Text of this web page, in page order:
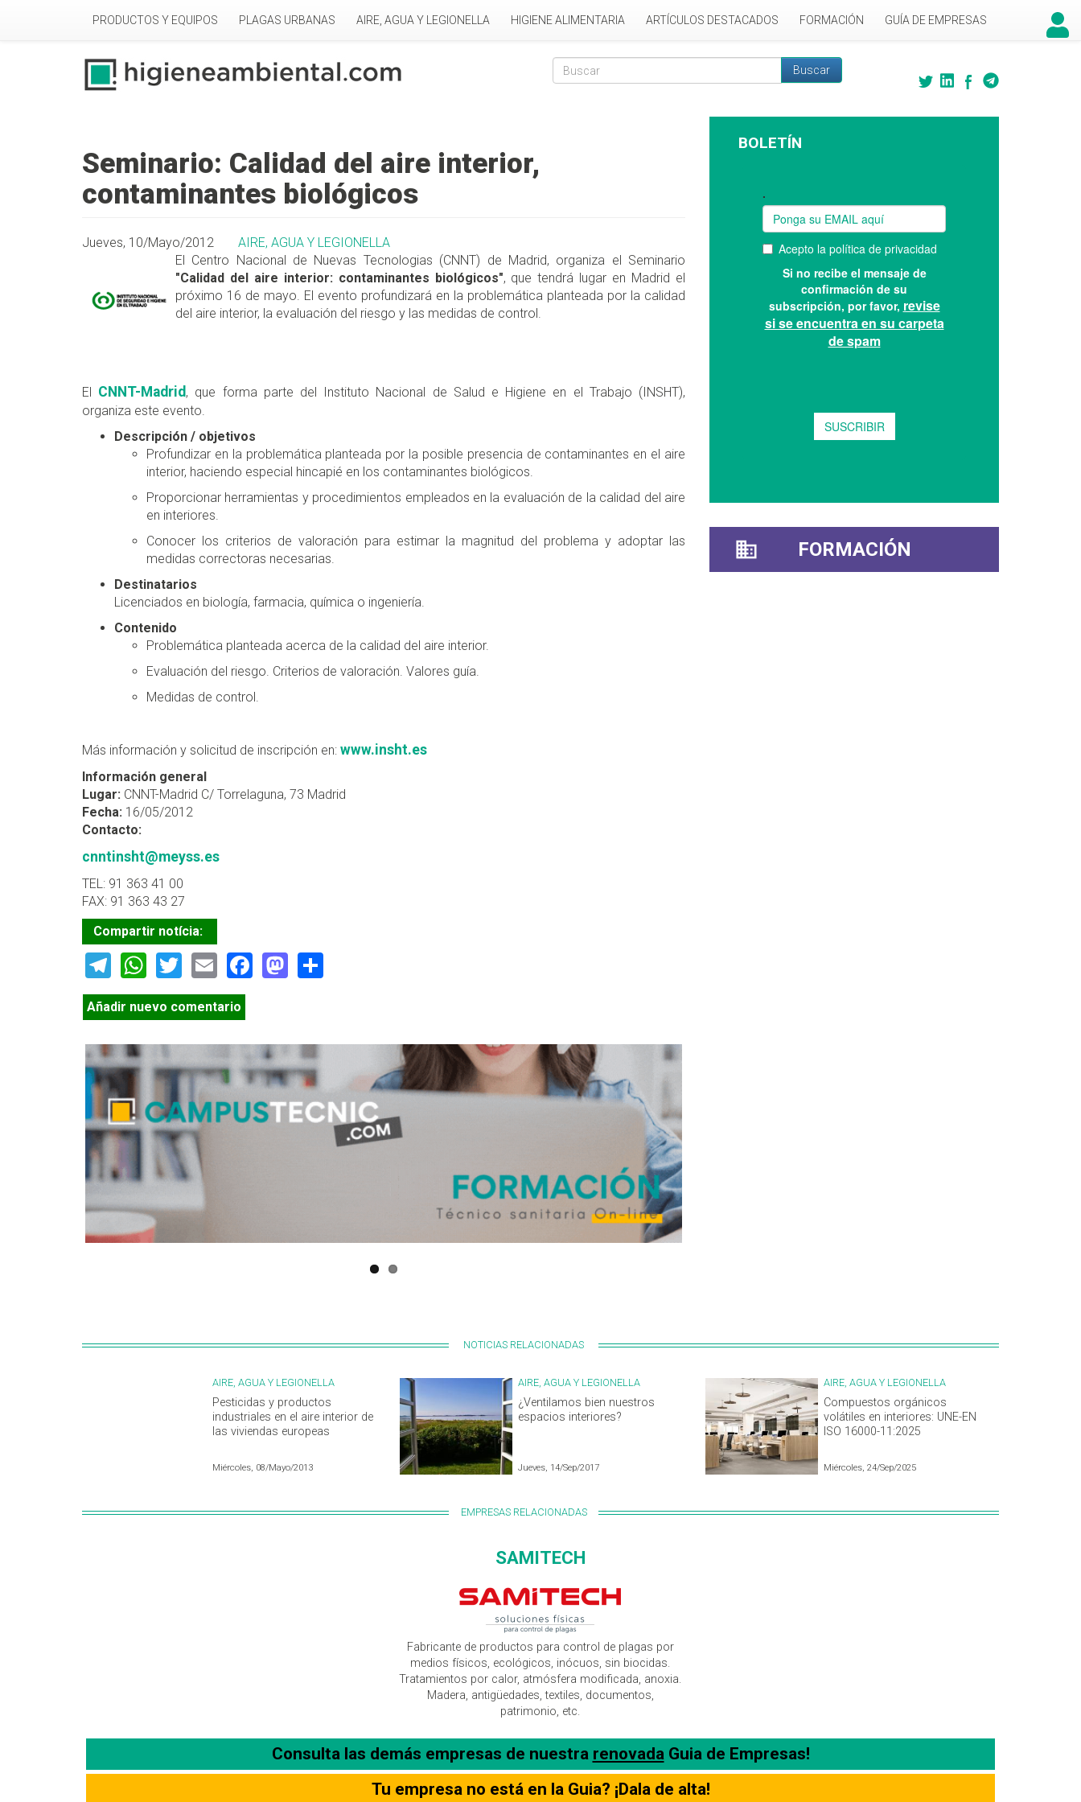
PRODUCTOS Y EQUIPOS PLAGAS URBANAS AIRE, AGUA Y LEGIONELLA HIGIENE ALIMENTARIA ARTÍCULOS DESTACADOS FORMACIÓN GUÍA DE EMPRESAS
Formulario de búsqueda
Buscar
Seminario: Calidad del aire interior,
contaminantes biológicos
Jueves, 10/Mayo/2012
AIRE, AGUA Y LEGIONELLA
El Centro Nacional de Nuevas Tecnologias (CNNT) de Madrid, organiza el Seminario
"Calidad del aire interior: contaminantes biológicos", que tendrá lugar en Madrid el
próximo 16 de mayo. El evento profundizará en la problemática planteada por la calidad
del aire interior, la evaluación del riesgo y las medidas de control.
El CNNT-Madrid, que forma parte del Instituto Nacional de Salud e Higiene en el Trabajo (INSHT),
organiza este evento.
Descripción / objetivos
Profundizar en la problemática planteada por la posible presencia de contaminantes en el aire
interior, haciendo especial hincapié en los contaminantes biológicos.
Proporcionar herramientas y procedimientos empleados en la evaluación de la calidad del aire
en interiores.
Conocer los criterios de valoración para estimar la magnitud del problema y adoptar las
medidas correctoras necesarias.
Destinatarios
Licenciados en biología, farmacia, química o ingeniería.
Contenido
Problemática planteada acerca de la calidad del aire interior.
Evaluación del riesgo. Criterios de valoración. Valores guía.
Medidas de control.
Más información y solicitud de inscripción en: www.insht.es
Información general
Lugar: CNNT-Madrid C/ Torrelaguna, 73 Madrid
Fecha: 16/05/2012
Contacto:
cnntinsht@meyss.es
TEL: 91 363 41 00
FAX: 91 363 43 27
Compartir notícia:
Telegram
WhatsApp
TwitterEmailFacebook
Mastodon
Añadir nuevo comentario
BOLETÍN
FORMACIÓN
NOTICIAS RELACIONADAS
AIRE, AGUA Y LEGIONELLA
Pesticidas y productos
industriales en el aire interior de
las viviendas europeas
Miércoles, 08/Mayo/2013
AIRE, AGUA Y LEGIONELLA
¿Ventilamos bien nuestros
espacios interiores?
Jueves, 14/Sep/2017
AIRE, AGUA Y LEGIONELLA
Compuestos orgánicos
volátiles en interiores: UNE-EN
ISO 16000-11:2025
Miércoles, 24/Sep/2025
EMPRESAS RELACIONADAS
SAMITECH
Fabricante de productos para control de plagas por
medios físicos, ecológicos, inócuos, sin biocidas.
Tratamientos por calor, atmósfera modificada, anoxia.
Madera, antigüedades, textiles, documentos,
patrimonio, etc.
Consulta las demás empresas de nuestra renovadaGuia de Empresas!
Tu empresa no está en la Guia? ¡Dala de alta!